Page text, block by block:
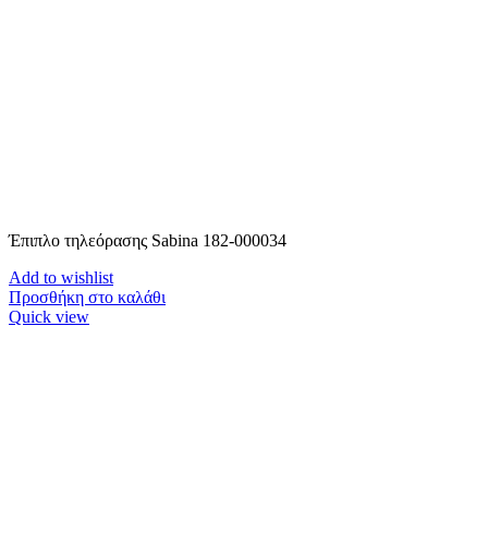
Έπιπλο τηλεόρασης Sabina 182-000034
Add to wishlist
Προσθήκη στο καλάθι
Quick view